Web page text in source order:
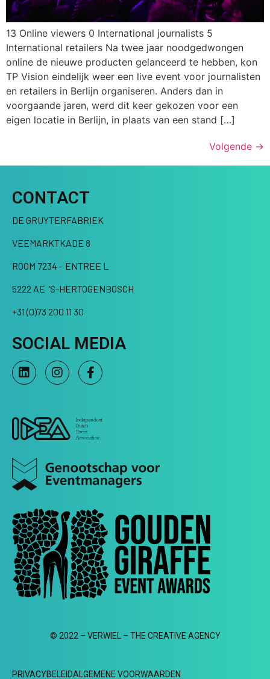
13 Online viewers 0 International journalists 5
International retailers Na twee jaar noodgedwongen
online de nieuwe producten gelanceerd te hebben, kon
TP Vision eindelijk weer een live event voor journalisten
en retailers in Berlijn organiseren. Anders dan in
voorgaande jaren, werd dit keer gekozen voor een
eigen locatie in Berlijn, in plaats van een stand […]
Volgende →
CONTACT
DE GRUYTERFABRIEK
VEEMARKTKADE 8
ROOM 7234 – ENTREE L
5222 AE ‘S-HERTOGENBOSCH
+31 (0)73 200 11 30
SOCIAL MEDIA
© 2022 – VERWIEL – THE CREATIVE AGENCY
PRIVACYBELEIDALGEMENE VOORWAARDEN